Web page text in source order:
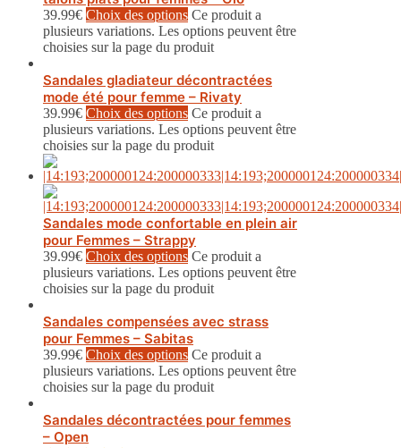
39.99€ Choix des options Ce produit a
plusieurs variations. Les options peuvent être
choisies sur la page du produit
Sandales gladiateur décontractées
mode été pour femme – Rivaty
39.99€ Choix des options Ce produit a
plusieurs variations. Les options peuvent être
choisies sur la page du produit
Sandales mode confortable en plein air
pour Femmes – Strappy
39.99€ Choix des options Ce produit a
plusieurs variations. Les options peuvent être
choisies sur la page du produit
Sandales compensées avec strass
pour Femmes – Sabitas
39.99€ Choix des options Ce produit a
plusieurs variations. Les options peuvent être
choisies sur la page du produit
Sandales décontractées pour femmes
– Open